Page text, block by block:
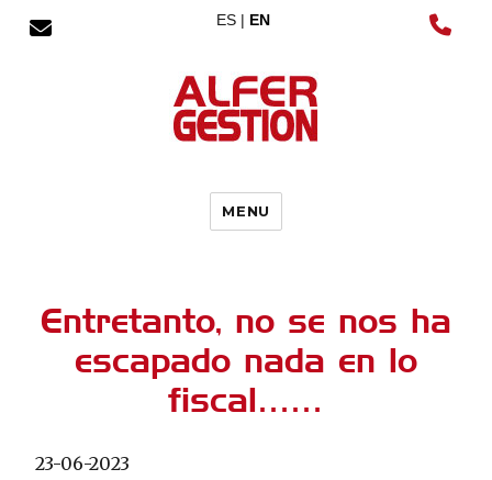
ES | EN
MENU
Entretanto, no se nos ha
escapado nada en lo
fiscal……
23-06-2023